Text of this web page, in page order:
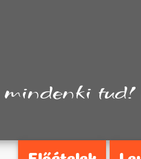
tud!
Előételek